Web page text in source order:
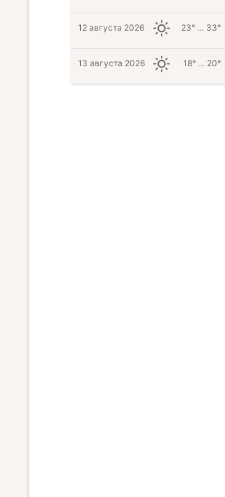
12 августа 2026 23° … 33°
13 августа 2026 18° … 20°